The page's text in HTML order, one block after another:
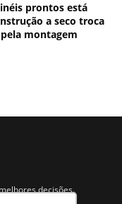
prontos está
a seco troca
montagem
decisões.